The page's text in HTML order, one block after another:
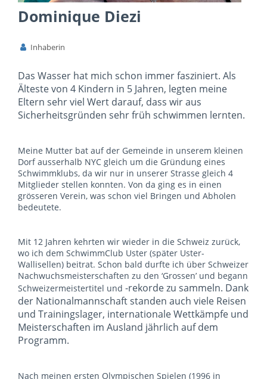
Dominique Diezi
Inhaberin
Das Wasser hat mich schon immer fasziniert. Als
Älteste von 4 Kindern in 5 Jahren, legten meine
Eltern sehr viel Wert darauf, dass wir aus
Sicherheitsgründen sehr früh schwimmen lernten.
Meine Mutter bat auf der Gemeinde in unserem kleinen
Dorf ausserhalb NYC gleich um die Gründung eines
Schwimmklubs, da wir nur in unserer Strasse gleich 4
Mitglieder stellen konnten. Von da ging es in einen
grösseren Verein, was schon viel Bringen und Abholen
bedeutete.
Mit 12 Jahren kehrten wir wieder in die Schweiz zurück,
wo ich dem SchwimmClub Uster (später Uster-
Wallisellen) beitrat. Schon bald durfte ich über Schweizer
Nachwuchsmeisterschaften zu den ‘Grossen’ und begann
Schweizermeistertitel und -rekorde zu sammeln. Dank
der Nationalmannschaft standen auch viele Reisen
und Trainingslager, internationale Wettkämpfe und
Meisterschaften im Ausland jährlich auf dem
Programm.
Nach meinen ersten Olympischen Spielen (1996 in